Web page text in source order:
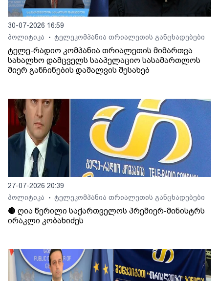
30-07-2026 16:59
პოლიტიკა
• ტელეკომპანია თრიალეთის განცხადებები
ტელე-რადიო კომპანია თრიალეთის მიმართვა
სახალხო დამცველს სააპელაციო სასამართლოს
მიერ განჩინების დამალვის შესახებ
27-07-2026 20:39
პოლიტიკა
• ტელეკომპანია თრიალეთის განცხადებები
🔴 ღია წერილი საქართველოს პრემიერ-მინისტრს
ირაკლი კობახიძეს